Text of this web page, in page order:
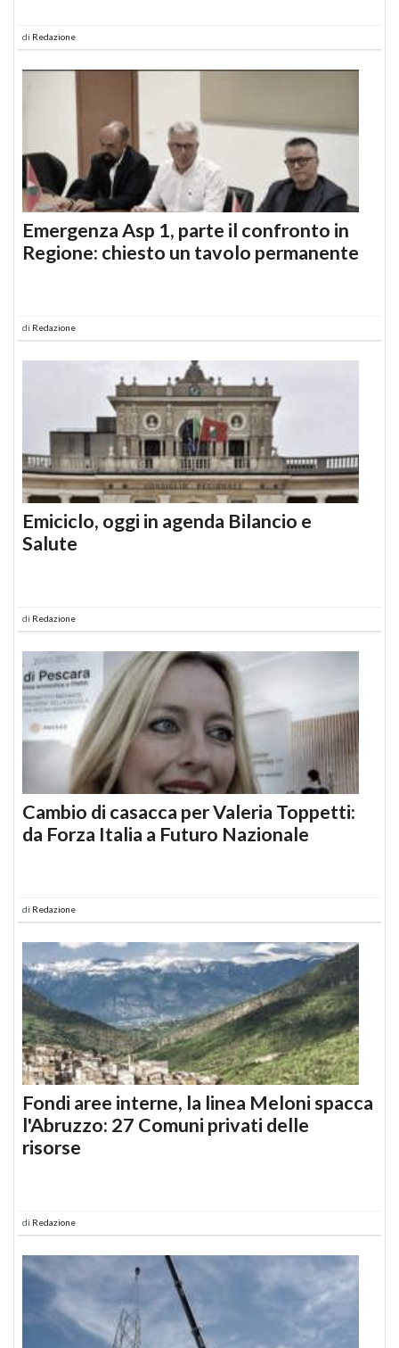
di Redazione
Emergenza Asp 1, parte il confronto in
Regione: chiesto un tavolo permanente
di Redazione
Emiciclo, oggi in agenda Bilancio e
Salute
di Redazione
Cambio di casacca per Valeria Toppetti:
da Forza Italia a Futuro Nazionale
di Redazione
Fondi aree interne, la linea Meloni spacca
l'Abruzzo: 27 Comuni privati delle
risorse
di Redazione